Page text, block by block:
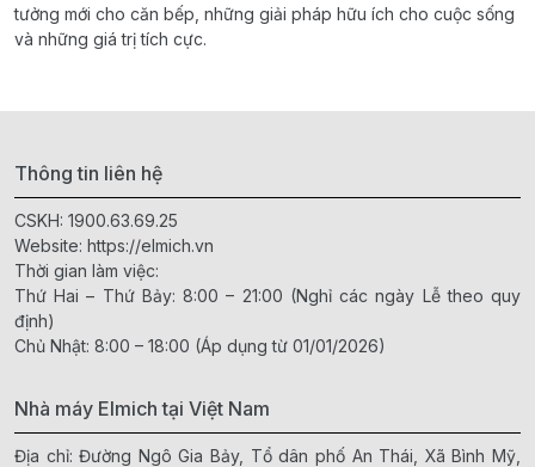
tưởng mới cho căn bếp, những giải pháp hữu ích cho cuộc sống
và những giá trị tích cực.
Thông tin liên hệ
CSKH: 1900.63.69.25
Website: https://elmich.vn
Thời gian làm việc:
Thứ Hai – Thứ Bảy: 8:00 – 21:00 (Nghỉ các ngày Lễ theo quy
định)
Chủ Nhật: 8:00 – 18:00 (Áp dụng từ 01/01/2026)
Nhà máy Elmich tại Việt Nam
Địa chỉ: Đường Ngô Gia Bảy, Tổ dân phố An Thái, Xã Bình Mỹ,